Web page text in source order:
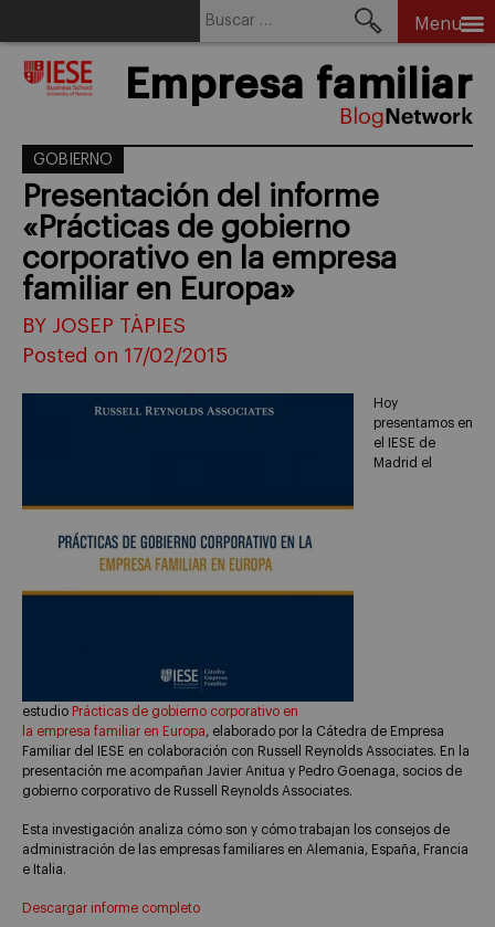
Menu
Empresa familiar
GOBIERNO
Presentación del informe
«Prácticas de gobierno
corporativo en la empresa
familiar en Europa»
BY JOSEP TÀPIES
Posted on 17/02/2015
Hoy
presentamos en
el IESE de
Madrid el
estudio Prácticas de gobierno corporativo en
la empresa familiar en Europa, elaborado por la Cátedra de Empresa
Familiar del IESE en colaboración con Russell Reynolds Associates. En la
presentación me acompañan Javier Anitua y Pedro Goenaga, socios de
gobierno corporativo de Russell Reynolds Associates.
Esta investigación analiza cómo son y cómo trabajan los consejos de
administración de las empresas familiares en Alemania, España, Francia
e Italia.
Descargar informe completo